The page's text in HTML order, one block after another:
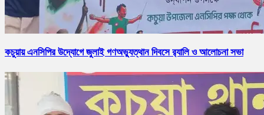
কচুয়ায় এনসিপির উদ্যোগে জুলাই গণঅভ্যুত্থান দিবসে র‌্যালি ও আলোচনা সভা